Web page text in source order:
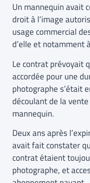
Un mannequin avait
droit à l’image
usage commercial
d’elle et notamment
Le contrat prévoyait
accordée pour une
photographe s’était
découlant de la
mannequin.
Deux ans après
avait fait constater
contrat étaient
photographe, et